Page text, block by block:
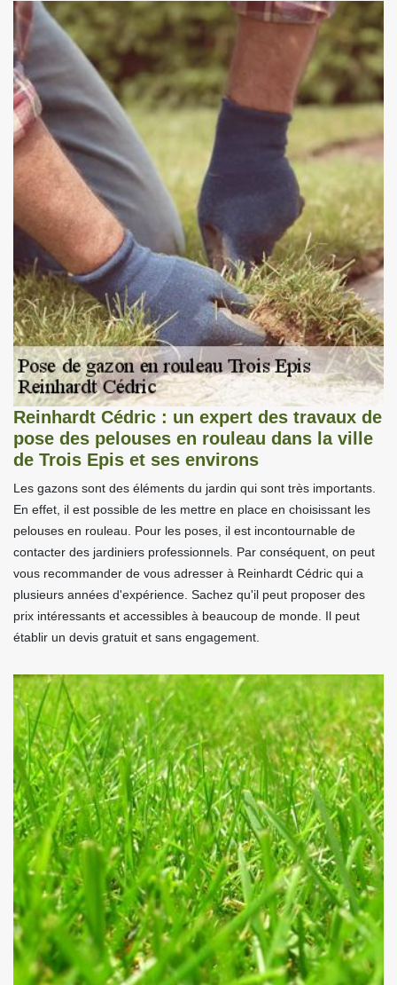
Reinhardt Cédric : un expert des travaux de
pose des pelouses en rouleau dans la ville
de Trois Epis et ses environs
Les gazons sont des éléments du jardin qui sont très importants.
En effet, il est possible de les mettre en place en choisissant les
pelouses en rouleau. Pour les poses, il est incontournable de
contacter des jardiniers professionnels. Par conséquent, on peut
vous recommander de vous adresser à Reinhardt Cédric qui a
plusieurs années d'expérience. Sachez qu'il peut proposer des
prix intéressants et accessibles à beaucoup de monde. Il peut
établir un devis gratuit et sans engagement.